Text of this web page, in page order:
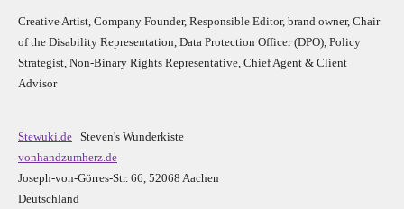
Creative Artist, Company Founder, Responsible Editor, brand owner, Chair
of the Disability Representation, Data Protection Officer (DPO), Policy
Strategist, Non-Binary Rights Representative, Chief Agent & Client
Advisor
Stewuki.de Steven's Wunderkiste
vonhandzumherz.de
Joseph-von-Görres-Str. 66, 52068 Aachen
Deutschland